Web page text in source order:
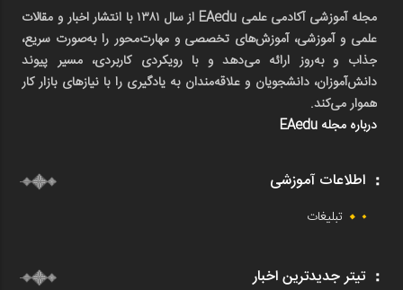
مجله آموزشی آکادمی علمی EAedu از سال ۱۳۸۱ با انتشار اخبار و مقالات
علمی و آموزشی، آموزش‌های تخصصی و مهارت‌محور را به‌صورت سریع،
جذاب و به‌روز ارائه می‌دهد و با رویکردی کاربردی، مسیر پیوند
دانش‌آموزان، دانشجویان و علاقه‌مندان به یادگیری را با نیازهای بازار کار
هموار می‌کند.
درباره مجله EAedu
اطلاعات آموزشی
تبلیغات
تیتر جدیدترین اخبار